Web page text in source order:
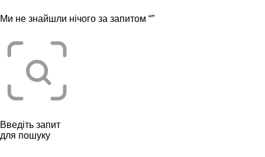
Ми не знайшли нічого за запитом “”
Введіть запит
для пошуку